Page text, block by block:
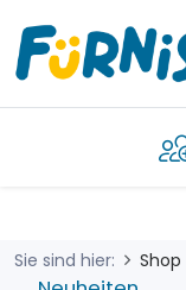
Sie sind hier: Shop